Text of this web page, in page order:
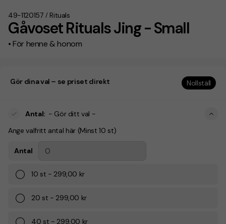
Gåvoset Rituals Jing - Small
• För henne & honom
49-1120157 / Rituals
Gör dina val – se priset direkt Nollställ
Antal: - Gör ditt val -
Ange valfritt antal här (Minst 10 st)
Antal
10 st - 299,00 kr
20 st - 299,00 kr
40 st - 299,00 kr